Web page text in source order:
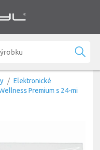
Elektronické
Premium s 24-mi